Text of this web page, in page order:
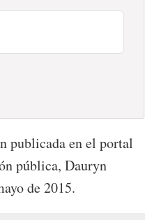
publicada en el portal
pública, Dauryn
de 2015.